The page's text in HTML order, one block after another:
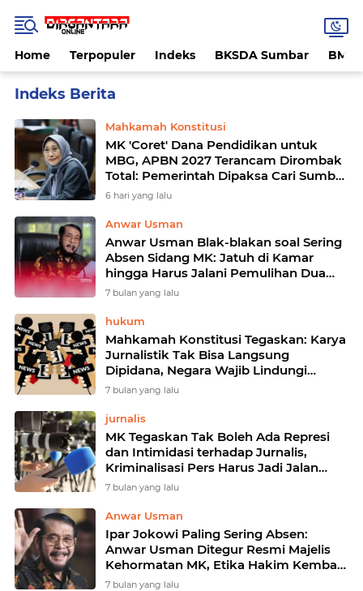
Home Terpopuler Indeks BKSDA Sumbar
Mahkamah Konstitusi
MK 'Coret' Dana Pendidikan untuk
MBG, APBN 2027 Terancam Dirombak
Total: Pemerintah Dipaksa Cari Sumber
Dana Baru
6 hari yang lalu
Anwar Usman
Anwar Usman Blak-blakan soal Sering
Absen Sidang MK: Jatuh di Kamar
hingga Harus Jalani Pemulihan Dua
Tahun
7 bulan yang lalu
hukum
Mahkamah Konstitusi Tegaskan: Karya
Jurnalistik Tak Bisa Langsung
Dipidana, Negara Wajib Lindungi
Wartawan
7 bulan yang lalu
jurnalis
MK Tegaskan Tak Boleh Ada Represi
dan Intimidasi terhadap Jurnalis,
Kriminalisasi Pers Harus Jadi Jalan
Terakhir
7 bulan yang lalu
Anwar Usman
Ipar Jokowi Paling Sering Absen:
Anwar Usman Ditegur Resmi Majelis
Kehormatan MK, Etika Hakim Kembali
Dipertanyakan
7 bulan yang lalu